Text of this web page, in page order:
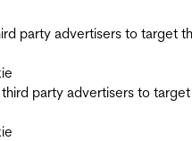
party advertisers to target
party advertisers to